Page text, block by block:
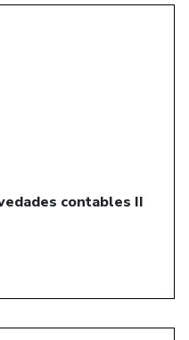
contables II